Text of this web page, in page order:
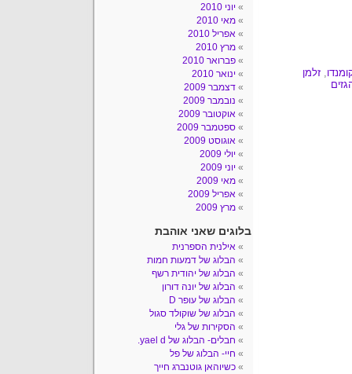
, זלמן
יוני 2010
מאי 2010
אפריל 2010
מרץ 2010
פברואר 2010
ינואר 2010
דצמבר 2009
נובמבר 2009
אוקטובר 2009
ספטמבר 2009
אוגוסט 2009
יולי 2009
יוני 2009
מאי 2009
אפריל 2009
מרץ 2009
בלוגים שאני אוהבת
אילנית הספרנית
הבלוג של דמעות חמות
הבלוג של יהודית רשף
הבלוג של יונה דורון
הבלוג של עופר D
הבלוג של שוקולד סגול
הסקירות של גלי
חבלים- הבלוג של yael d.
חיי- הבלוג של פל
כשיוהאן גוטנברג חייך